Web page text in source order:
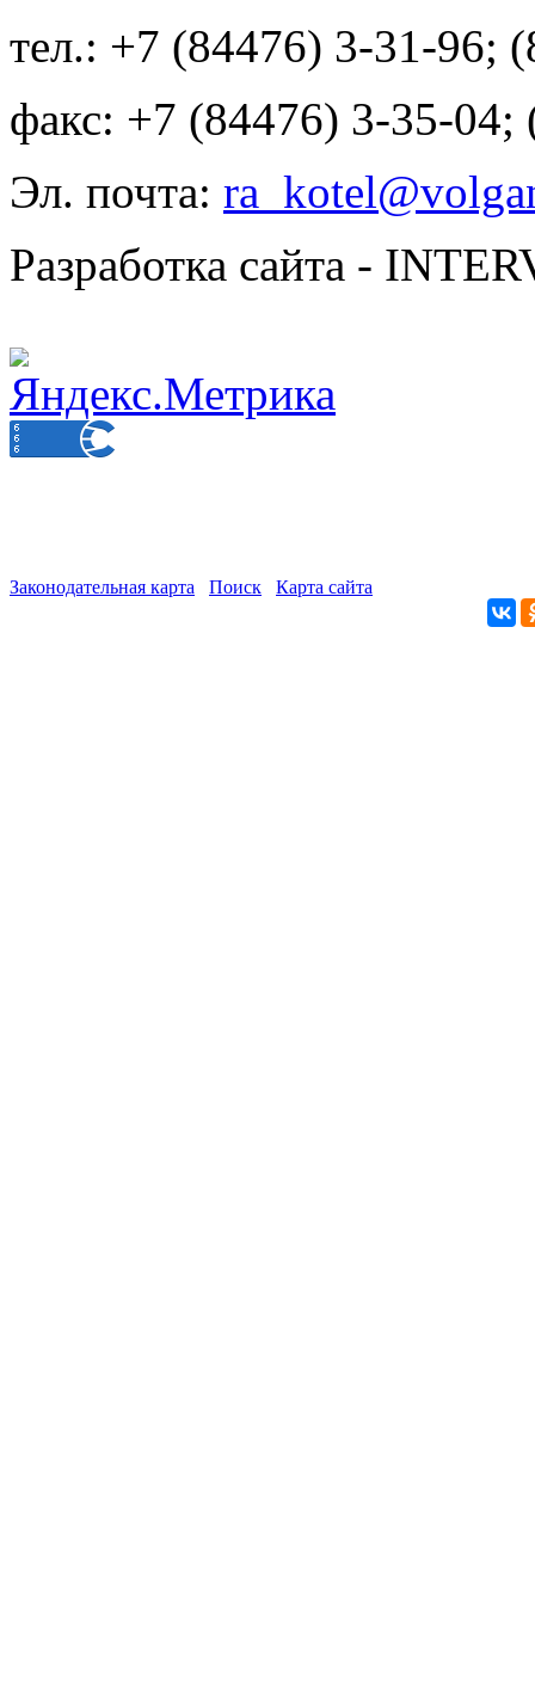
тел.: +7 (84476) 3-31-96;
факс: +7 (84476) 3-35-04;
Эл. почта:
Разработка сайта -
Законодательная карта Поиск Карта сайта